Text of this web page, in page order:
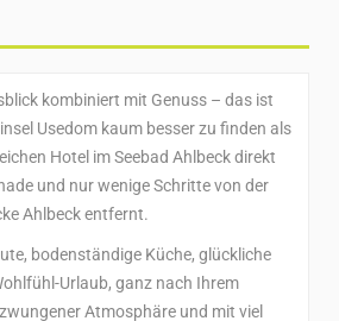
kombiniert mit Genuss – das ist
Usedom kaum besser zu finden als
Hotel im Seebad Ahlbeck direkt
und nur wenige Schritte von der
Ahlbeck entfernt.
bodenständige Küche, glückliche
Urlaub, ganz nach Ihrem
Atmosphäre und mit viel